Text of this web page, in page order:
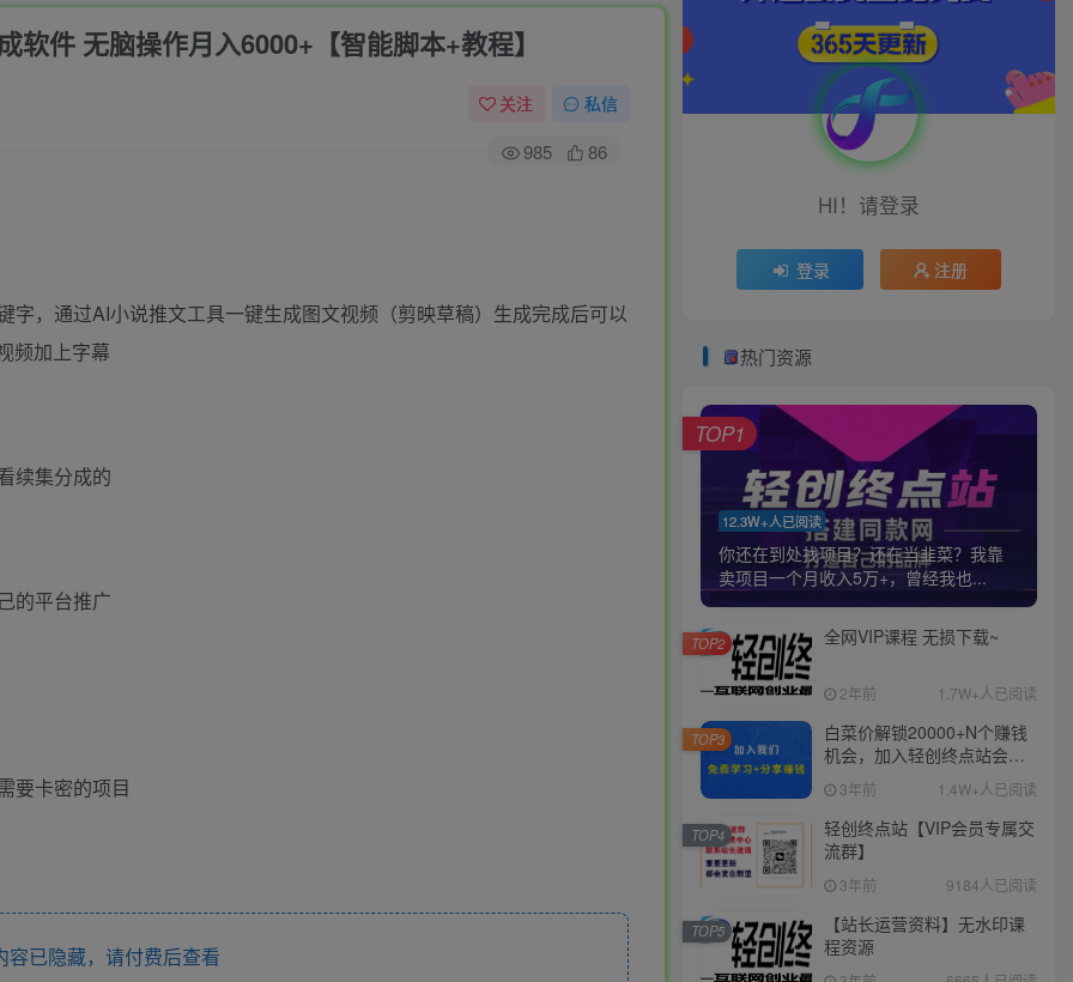
件 无脑操作月入6000+【智能脚本+教程】
关注 私信
985 86
，通过AI小说推文工具一键生成图文视频（剪映草稿）生成完成后可以
频加上字幕
续集分成的
的平台推广
要卡密的项目
已隐藏，请付费后查看
HI！请登录
登录 注册
热门资源
12.3W+人已阅读
你还在到处找项目？还在当韭菜？我靠
卖项目一个月收入5万+，曾经我也...
TOP1
全网VIP课程 无损下载~
2年前 1.7W+人已阅读
TOP2
白菜价解锁20000+N个赚钱
机会，加入轻创终点站会
员，全站资源免费学习。
3年前 1.4W+人已阅读
TOP3
轻创终点站【VIP会员专属交
流群】
3年前 9184人已阅读
TOP4
【站长运营资料】无水印课
程资源
TOP5